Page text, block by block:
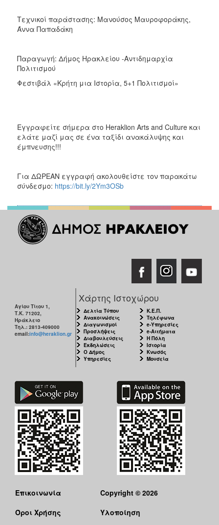
Τεχνικοί παράστασης: Μανούσος Μαυροφοράκης,
Άννα Παπαδάκη
Παραγωγή: Δήμος Ηρακλείου -Αντιδημαρχία
Πολιτισμού
Φεστιβάλ «Κρήτη μια Ιστορία, 5+1 Πολιτισμοί»
Εγγραφείτε σήμερα στο Heraklion Arts and Culture και
ελάτε μαζί μας σε ένα ταξίδι ανακάλυψης και
έμπνευσης!!!
Για ΔΩΡΕΑΝ εγγραφή ακολουθείστε τον παρακάτω
σύνδεσμο: https://bit.ly/2Ym3OSb
Αγίου Τίτου 1,
Τ.Κ. 71202,
Ηράκλειο
Τηλ.: 2813-409000
email:info@heraklion.gr
Χάρτης Ιστοχώρου
Δελτία Τύπου
Ανακοινώσεις
Διαγωνισμοί
Προσλήψεις
Διαβουλεύσεις
Εκδηλώσεις
Ο Δήμος
Υπηρεσίες
Κ.Ε.Π.
Τηλέφωνα
e-Υπηρεσίες
e-Αιτήματα
Η Πόλη
Ιστορία
Κνωσός
Μουσεία
Επικοινωνία
Όροι Χρήσης
Copyright © 2026
Υλοποίηση